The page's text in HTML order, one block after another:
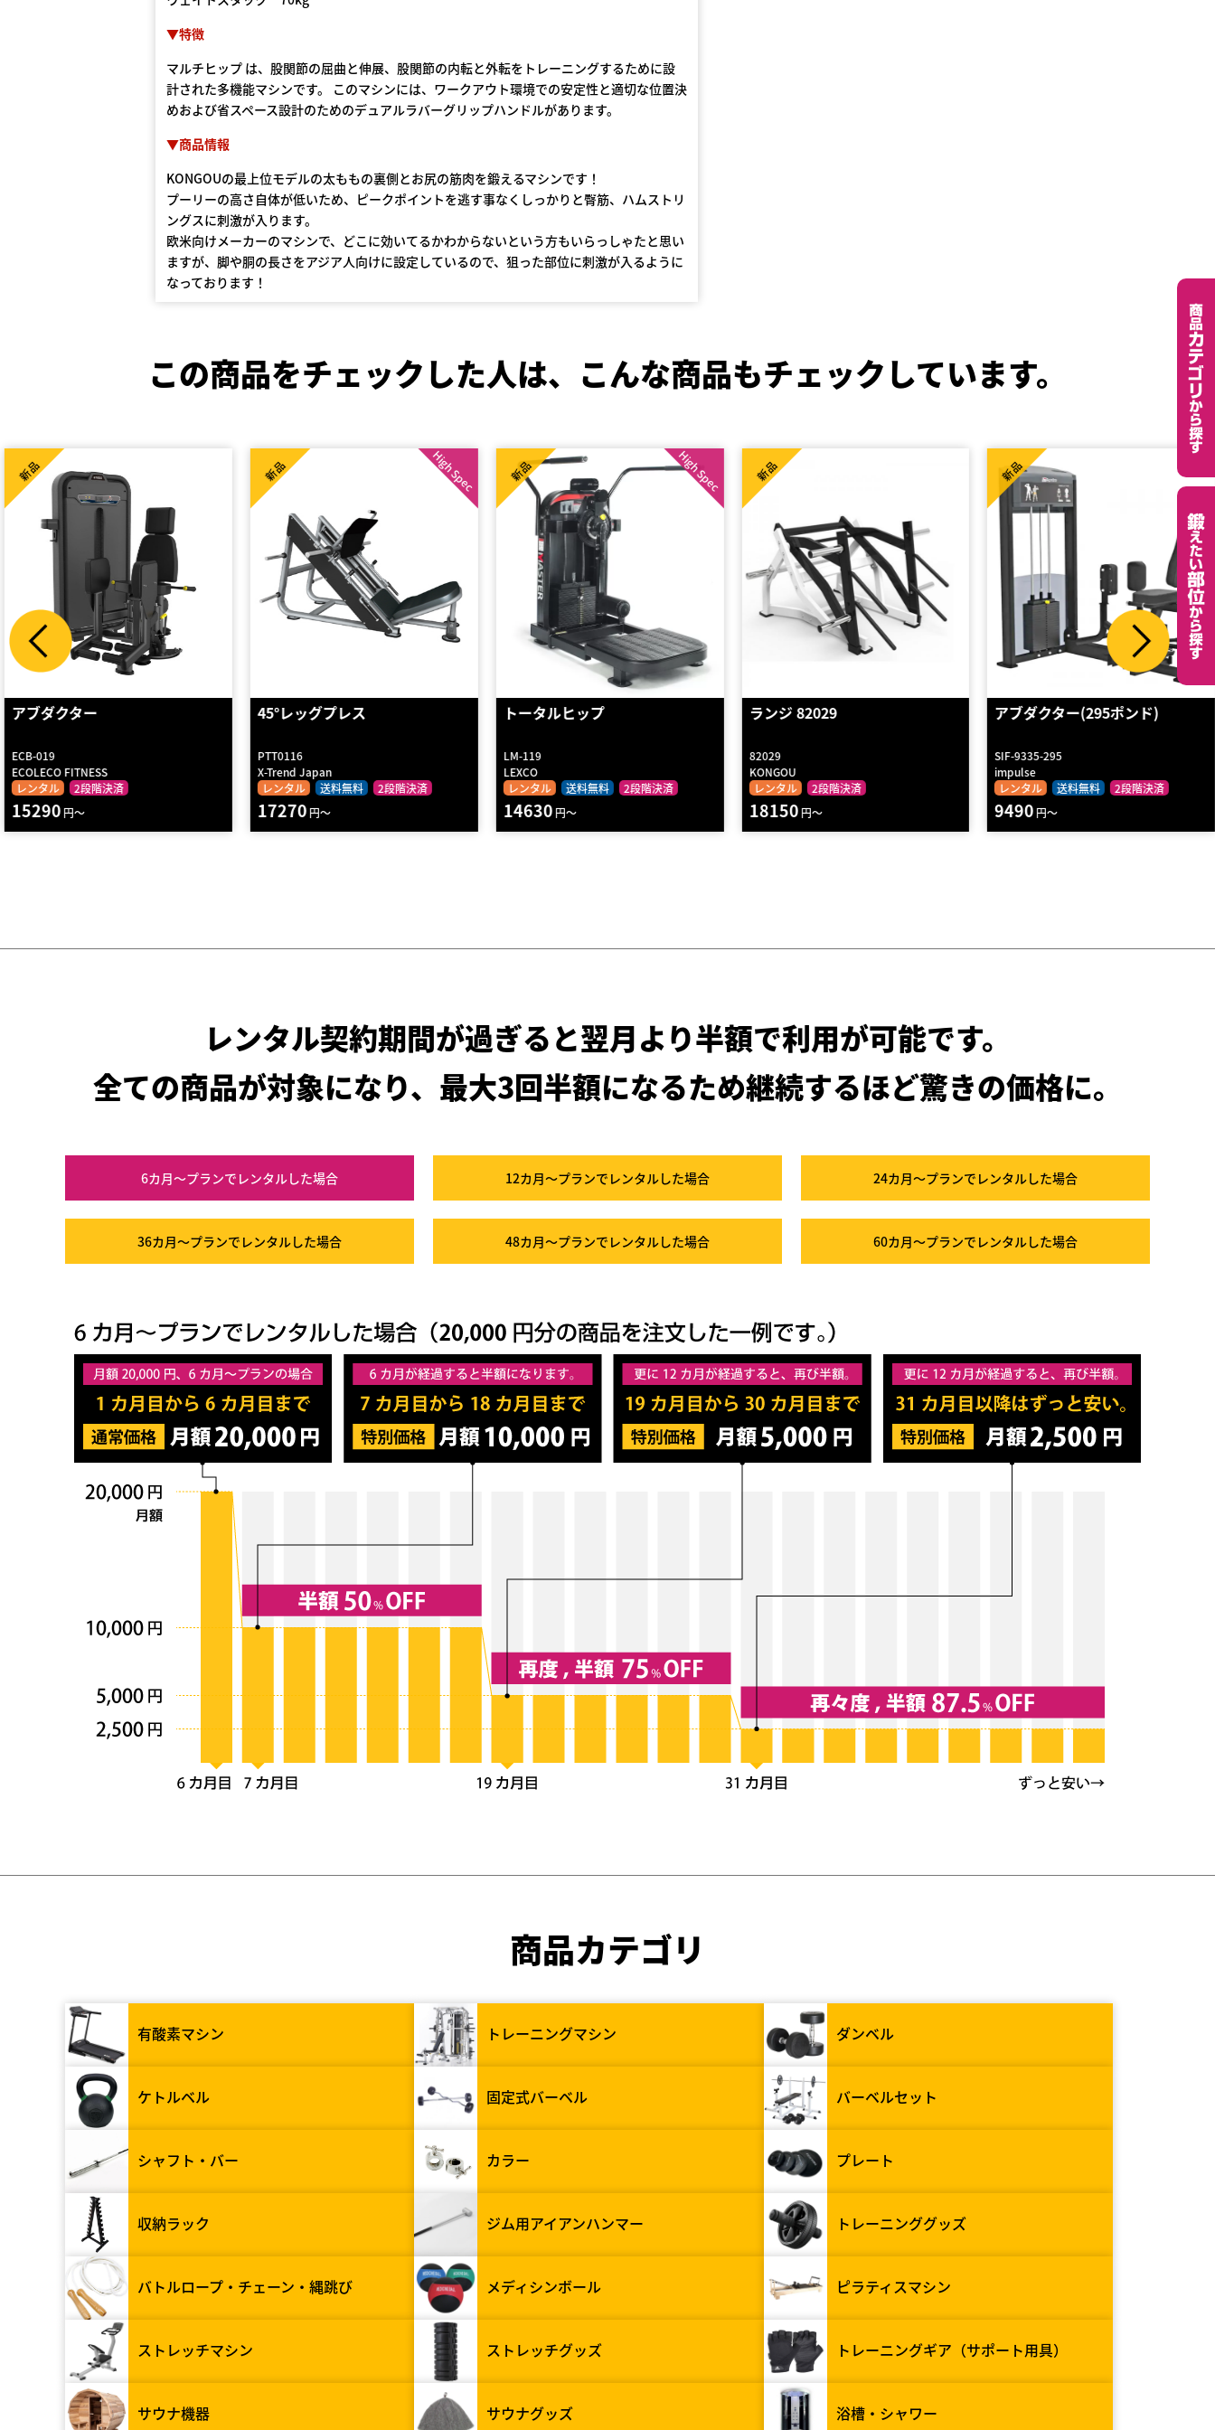
▼特徴
マルチヒップ は、股関節の屈曲と伸展、股関節の内転と外転をトレーニングするために設
計された多機能マシンです。 このマシンには、ワークアウト環境での安定性と適切な位置決
めおよび省スペース設計のためのデュアルラバーグリップハンドルがあります。
▼商品情報
KONGOUの最上位モデルの太ももの裏側とお尻の筋肉を鍛えるマシンです！
プーリーの高さ自体が低いため、ピークポイントを逃す事なくしっかりと臀筋、ハムストリ
ングスに刺激が入ります。
欧米向けメーカーのマシンで、どこに効いてるかわからないという方もいらっしゃたと思い
ますが、脚や胴の長さをアジア人向けに設定しているので、狙った部位に刺激が入るように
なっております！
この商品をチェックした人は、 こんな商品もチェックしています。
45°レッグプレス
PTT0116
X-Trend Japan
レンタル
送料無料
High Spec
新品
17270
トータルヒップ
LM-119
LEXCO
レンタル
送料無料 2段階決済
High Spec
新品
14630
ランジ 82029
82029
KONGOU
レンタル
2段階決済
新品
18150
アブダクター(295ポンド)
impulse
レンタル
送料無料
新品
9490
アングルドレッグプレス
BL-ALP
BULL
レンタル
2段階決済
新品
31460
レンタル契約期間が過ぎると翌月より半額で利用が可能です。
全ての商品が対象になり、最大3回半額になるため継続するほど驚きの価格に。
6カ月～プランでレンタルした場合 12カ月～プランでレンタルした場合 24カ月～プランでレンタルした場合
36カ月～プランでレンタルした場合 48カ月～プランでレンタルした場合 60カ月～プランでレンタルした場合
商品カテゴリ
有酸素マシン トレーニングマシン ダンベル
ケトルベル 固定式バーベル バーベルセット
シャフト・バー カラー プレート
収納ラック ジム用アイアンハンマー トレーニンググッズ
バトルロープ・チェーン・縄跳び メディシンボール ピラティスマシン
ストレッチマシン ストレッチグッズ トレーニングギア（サポート用具）
サウナ機器 サウナグッズ 浴槽・シャワー